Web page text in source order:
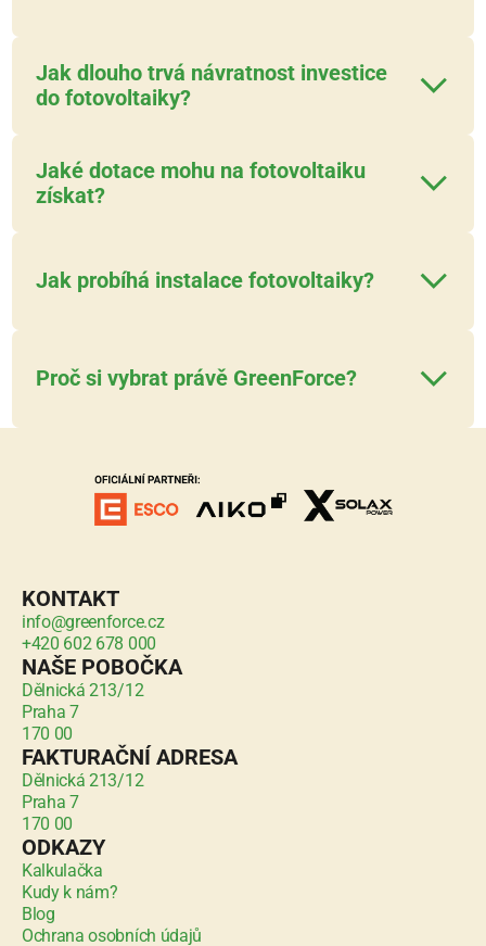
Jak dlouho trvá návratnost investice
do fotovoltaiky?
Jaké dotace mohu na fotovoltaiku
získat?
Jak probíhá instalace fotovoltaiky?
Proč si vybrat právě GreenForce?
KONTAKT
info@greenforce.cz
+420 602 678 000
NAŠE POBOČKA
Dělnická 213/12
Praha 7
170 00
FAKTURAČNÍ ADRESA
Dělnická 213/12
Praha 7
170 00
ODKAZY
Kalkulačka
Kudy k nám?
Blog
Ochrana osobních údajů